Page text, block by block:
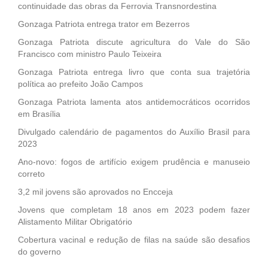
continuidade das obras da Ferrovia Transnordestina
Gonzaga Patriota entrega trator em Bezerros
Gonzaga Patriota discute agricultura do Vale do São
Francisco com ministro Paulo Teixeira
Gonzaga Patriota entrega livro que conta sua trajetória
política ao prefeito João Campos
Gonzaga Patriota lamenta atos antidemocráticos ocorridos
em Brasília
Divulgado calendário de pagamentos do Auxílio Brasil para
2023
Ano-novo: fogos de artifício exigem prudência e manuseio
correto
3,2 mil jovens são aprovados no Encceja
Jovens que completam 18 anos em 2023 podem fazer
Alistamento Militar Obrigatório
Cobertura vacinal e redução de filas na saúde são desafios
do governo